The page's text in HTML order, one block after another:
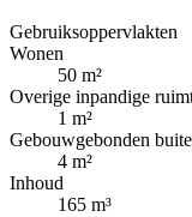
Gebruiksoppervlakten
Wonen
50 m²
Overige inpandige
1 m²
Gebouwgebonden
4 m²
Inhoud
165 m³